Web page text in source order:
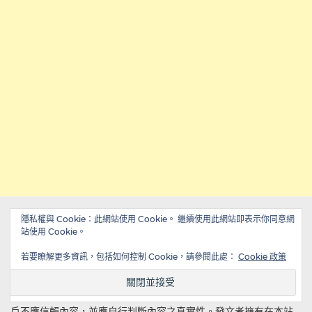
重要聲明：ddnews.xyz地地新聞網，本站所有文章由會員即時發
表，本站對所有文章的真實性、完整性及立場等，不負任何法律責
任。 所有文章內容只代表發文者個人意見，並非本網站之立場，用
隱私權與 Cookie：此網站使用 Cookie。 繼續使用此網站即表示你同意網
站使用 Cookie。
若要瞭解更多資訊，包括如何控制 Cookie，請參閱此處： Cookie 政策